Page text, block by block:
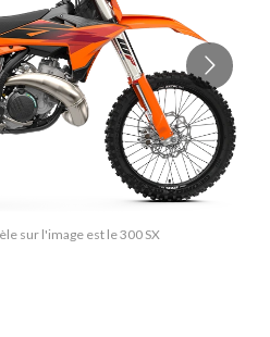
sur l'image est le 300 SX